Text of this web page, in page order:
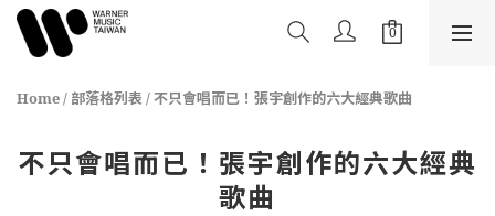
Home/ 部落格列表 /不只會唱而已！張宇創作的六大經典歌曲
不只會唱而已！張宇創作的六大經典
歌曲